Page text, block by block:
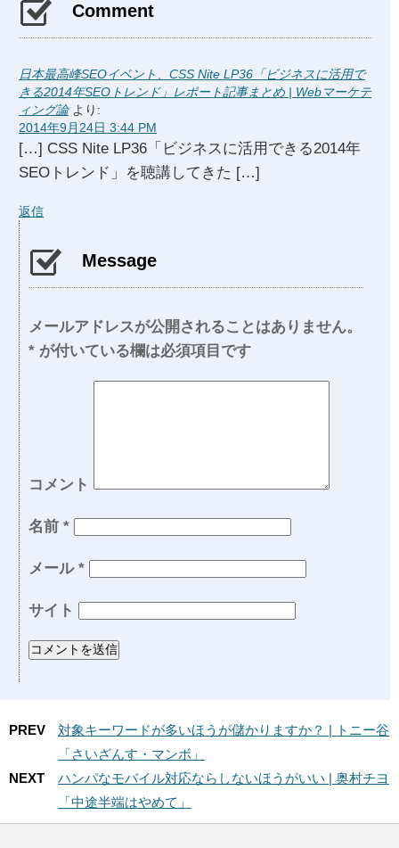
Comment
日本最高峰SEOイベント、CSS Nite LP36「ビジネスに活用で
きる2014年SEOトレンド」レポート記事まとめ | Webマーケテ
ィング論 より:
2014年9月24日 3:44 PM
[…] CSS Nite LP36「ビジネスに活用できる2014年
SEOトレンド」を聴講してきた […]
返信
Message
メールアドレスが公開されることはありません。
* が付いている欄は必須項目です
コメント
名前 *
メール *
サイト
PREV
対象キーワードが多いほうが儲かりますか？ | トニー谷
「さいざんす・マンボ」
NEXT
ハンパなモバイル対応ならしないほうがいい | 奥村チヨ
「中途半端はやめて」